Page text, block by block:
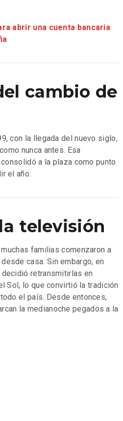
abrir una cuenta bancaria
cambio de
con la llegada del nuevo siglo,
nunca antes. Esa
a la plaza como punto
el año.
televisión
familias comenzaron a
casa. Sin embargo, en
retransmitirlas en
Sol, lo que convirtió la tradición
el país. Desde entonces,
la medianoche pegados a la